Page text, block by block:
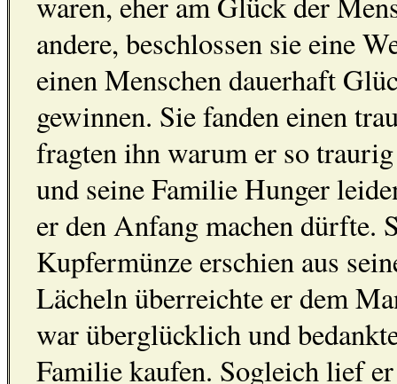
andere, beschlossen sie eine
einen Menschen dauerhaft
gewinnen. Sie fanden einen
fragten ihn warum er so
und seine Familie Hunger
er den Anfang machen dürfte.
Kupfermünze erschien aus
Lächeln überreichte er dem
war überglücklich und
Familie kaufen. Sogleich lief